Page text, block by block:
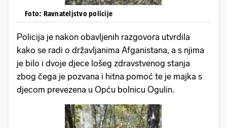
Foto: Ravnateljstvo policije
Policija je nakon obavljenih razgovora utvrdila
kako se radi o državljanima Afganistana, a s njima
je bilo i dvoje djece lošeg zdravstvenog stanja
zbog čega je pozvana i hitna pomoć te je majka s
djecom prevezena u Opću bolnicu Ogulin.